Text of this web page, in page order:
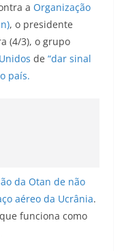
a Organização
, o presidente
(4/3), o grupo
de “dar sinal
país.
da Otan de não
aéreo da Ucrânia.
funciona como